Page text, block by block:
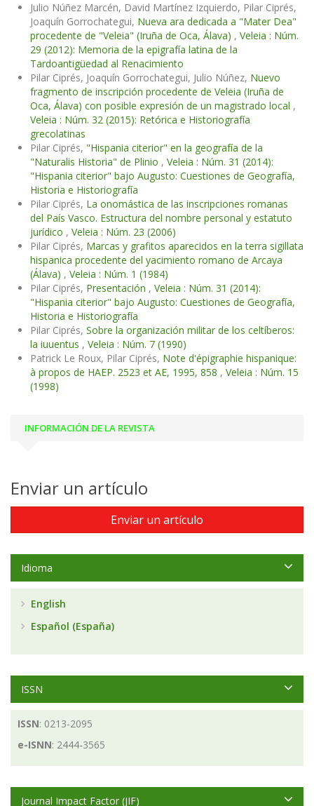
Julio Núñez Marcén, David Martínez Izquierdo, Pilar Ciprés,
Joaquín Gorrochategui, Nueva ara dedicada a "Mater Dea"
procedente de "Veleia" (Iruña de Oca, Álava) , Veleia : Núm.
29 (2012): Memoria de la epigrafía latina de la
Tardoantigüedad al Renacimiento
Pilar Ciprés, Joaquín Gorrochategui, Julio Núñez, Nuevo
fragmento de inscripción procedente de Veleia (Iruña de
Oca, Álava) con posible expresión de un magistrado local ,
Veleia : Núm. 32 (2015): Retórica e Historiografía
grecolatinas
Pilar Ciprés, "Hispania citerior" en la geografía de la
"Naturalis Historia" de Plinio , Veleia : Núm. 31 (2014):
"Hispania citerior" bajo Augusto: Cuestiones de Geografía,
Historia e Historiografía
Pilar Ciprés, La onomástica de las inscripciones romanas
del País Vasco. Estructura del nombre personal y estatuto
jurídico , Veleia : Núm. 23 (2006)
Pilar Ciprés, Marcas y grafitos aparecidos en la terra sigillata
hispanica procedente del yacimiento romano de Arcaya
(Álava) , Veleia : Núm. 1 (1984)
Pilar Ciprés, Presentación , Veleia : Núm. 31 (2014):
"Hispania citerior" bajo Augusto: Cuestiones de Geografía,
Historia e Historiografía
Pilar Ciprés, Sobre la organización militar de los celtíberos:
la iuuentus , Veleia : Núm. 7 (1990)
Patrick Le Roux, Pilar Ciprés, Note d'épigraphie hispanique:
à propos de HAEP. 2523 et AE, 1995, 858 , Veleia : Núm. 15
(1998)
INFORMACIÓN DE LA REVISTA
Enviar un artículo
Enviar un artículo
Idioma
English
Español (España)
ISSN
ISSN: 0213-2095
e-ISNN: 2444-3565
Journal Impact Factor (JIF)